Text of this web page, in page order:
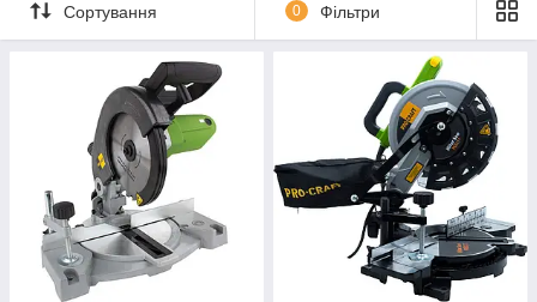
Сортування 0 Фільтри